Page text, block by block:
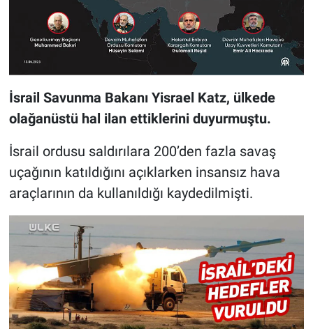
İsrail Savunma Bakanı Yisrael Katz, ülkede
olağanüstü hal ilan ettiklerini duyurmuştu.
İsrail ordusu saldırılara 200’den fazla savaş
uçağının katıldığını açıklarken insansız hava
araçlarının da kullanıldığı kaydedilmişti.